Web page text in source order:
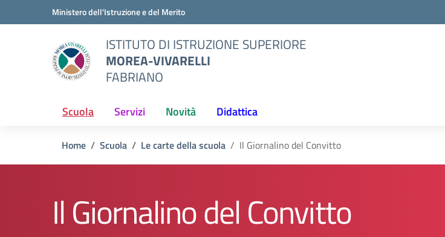
Vai ai contenuti
Vai al menu di navigazioneMinistero dell'Istruzione e del Merito
ISTITUTO DI ISTRUZIONE SUPERIORE
MOREA-VIVARELLI
FABRIANO
Scuola Servizi Novità Didattica
Home Scuola Le carte della scuola Il Giornalino del Convitto
Il Giornalino del Convitto